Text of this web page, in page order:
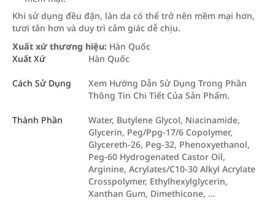
Khi sử dụng đều đặn, làn da có thể trở nên mềm mại hơn,
tươi tắn hơn và duy trì cảm giác dễ chịu.
Xuất xứ thương hiệu: Hàn Quốc
Xuất Xứ
Hàn Quốc
Cách Sử Dụng
Xem Hướng Dẫn Sử Dụng Trong Phần
Thông Tin Chi Tiết Của Sản Phẩm.
Thành Phần
Water, Butylene Glycol, Niacinamide,
Glycerin, Peg/Ppg-17/6 Copolymer,
Glycereth-26, Peg-32, Phenoxyethanol,
Peg-60 Hydrogenated Castor Oil,
Arginine, Acrylates/C10-30 Alkyl Acrylate
Crosspolymer, Ethylhexylglycerin,
Xanthan Gum, Dimethicone, …